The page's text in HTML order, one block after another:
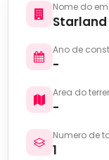
Nome do
Starland
Ano de
-
Area do
-
Numero de
1